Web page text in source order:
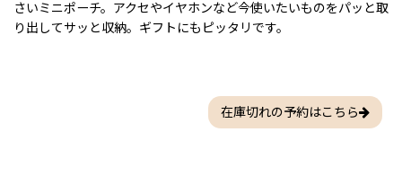
さいミニポーチ。アクセやイヤホンなど今使いたいものをパッと取
り出してサッと収納。ギフトにもピッタリです。
在庫切れの予約はこちら